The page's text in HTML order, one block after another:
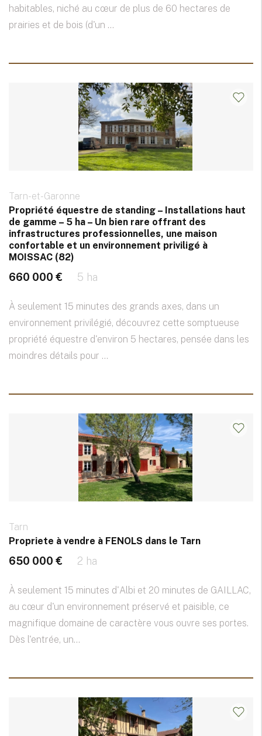
habitables, niché au cœur de plus de 60 hectares de
prairies et de bois (d'un ...
Tarn-et-Garonne
Propriété équestre de standing – Installations haut
de gamme – 5 ha – Un bien rare offrant des
infrastructures professionnelles, une maison
confortable et un environnement priviligé à
MOISSAC (82)
660 000 € 5 ha
À seulement 15 minutes des grands axes, dans un
environnement privilégié, découvrez cette somptueuse
propriété équestre d'environ 5 hectares, pensée dans les
moindres détails pour ...
Tarn
Propriete à vendre à FENOLS dans le Tarn
650 000 € 2 ha
À seulement 15 minutes d'Albi et 20 minutes de GAILLAC,
au cœur d'un environnement préservé et paisible, ce
magnifique domaine de caractère vous ouvre ses portes.
Dès l'entrée, un...